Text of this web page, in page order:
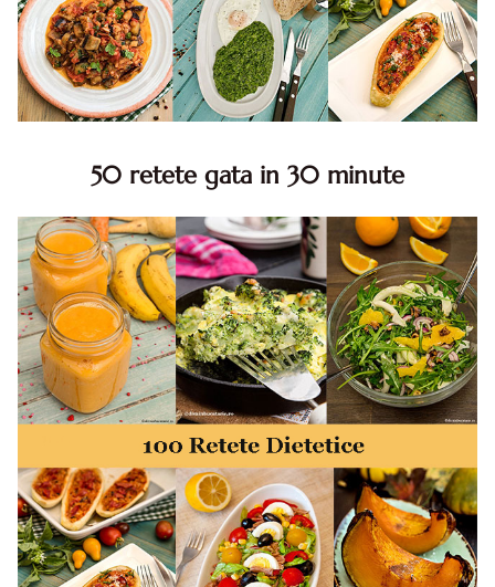
50 retete gata in 30 minute
minute. Retete rapide. Retete rapide de mancare. Idei
retete mancare rapid